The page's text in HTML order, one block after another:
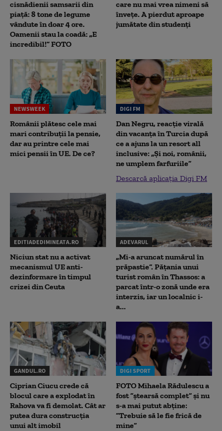
cisnădienii samsarii din
piață: 8 tone de legume
vândute în doar 4 ore.
Oamenii stau la coadă: „E
incredibil!” FOTO
care nu mai vrea nimeni să
înveţe. A pierdut aproape
jumătate din studenţi
NEWSWEEK
Românii plătesc cele mai
mari contribuții la pensie,
dar au printre cele mai
mici pensii în UE. De ce?
DIGI FM
Dan Negru, reacție virală
din vacanța în Turcia după
ce a ajuns la un resort all
inclusive: „Și noi, românii,
ne umplem farfuriile”
Descarcă aplicația Digi FM
EDITIADEDIMINEATA.RO
Niciun stat nu a activat
mecanismul UE anti-
dezinformare în timpul
crizei din Ceuta
ADEVARUL
„Mi-a aruncat numărul în
prăpastie”. Pățania unui
turist român în Thassos: a
parcat într-o zonă unde era
interzis, iar un localnic i-
a...
GANDUL.RO
Ciprian Ciucu crede că
blocul care a explodat în
Rahova va fi demolat. Cât ar
putea dura construcția
unui alt imobil
DIGI SPORT
FOTO Mihaela Rădulescu a
fost ”ștearsă complet” și nu
s-a mai putut abține:
”Trebuie să le fie frică de
mine”